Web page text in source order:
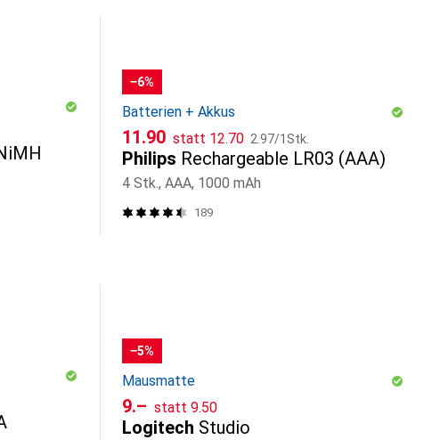
−6%
Batterien + Akkus
CHF
11.90 statt CHF
12.70 CHF
2.97/1Stk.
Philips Rechargeable LR03 (AAA)
4 Stk., AAA, 1000 mAh
189
−5%
Mausmatte
CHF
9.– stattCHF
9.50
Logitech Studio